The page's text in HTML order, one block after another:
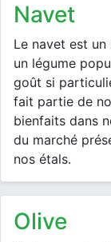
navet
Le navet est un
un légume
goût si
fait partie de
bienfaits dans
du marché
nos étals.
olive